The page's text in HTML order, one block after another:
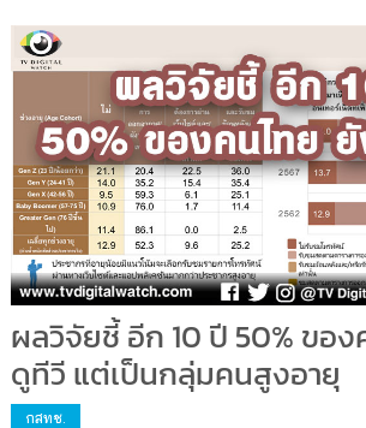
ผลวิจัยชี้ อีก 10 ปี 50% ขอ
ดูทีวี แต่เป็นกลุ่มคนสูงอายุ
กสทช.